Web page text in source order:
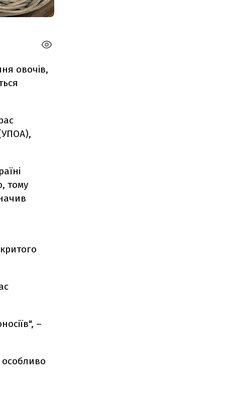
овочів,
тому
–